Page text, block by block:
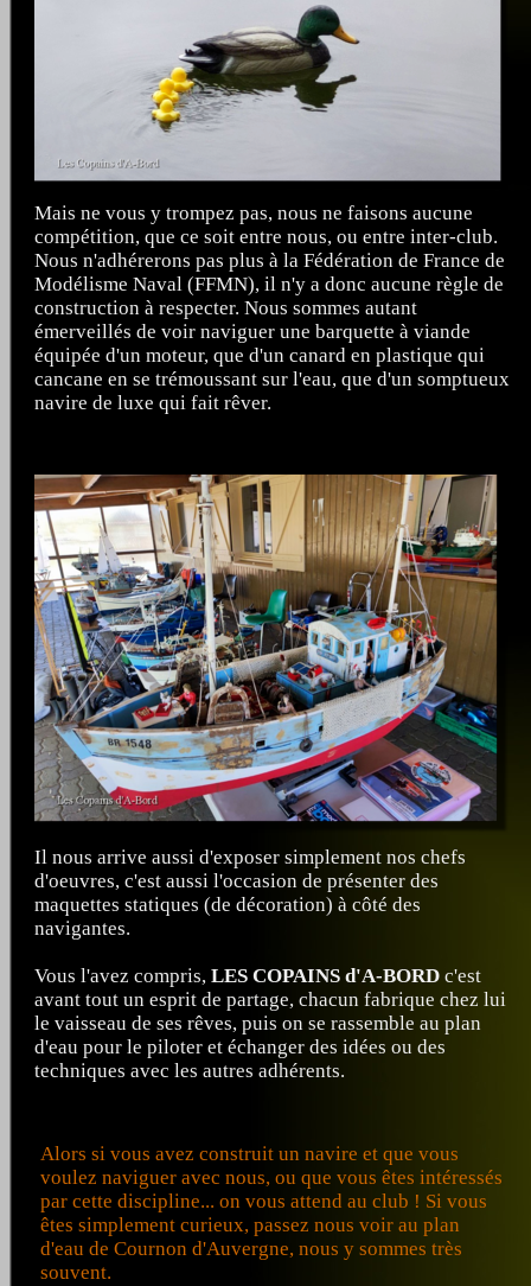
Mais ne vous y trompez pas, nous ne faisons aucune
compétition, que ce soit entre nous, ou entre inter-club.
Nous n'adhérerons pas plus à la Fédération de France de
Modélisme Naval (FFMN), il n'y a donc aucune règle de
construction à respecter. Nous sommes autant
émerveillés de voir naviguer une barquette à viande
équipée d'un moteur, que d'un canard en plastique qui
cancane en se trémoussant sur l'eau, que d'un somptueux
navire de luxe qui fait rêver.
Il nous arrive aussi d'exposer simplement nos chefs
d'oeuvres, c'est aussi l'occasion de présenter des
maquettes statiques (de décoration) à côté des
navigantes.
Vous l'avez compris, LES COPAINS d'A-BORD c'est
avant tout un esprit de partage, chacun fabrique chez lui
le vaisseau de ses rêves, puis on se rassemble au plan
d'eau pour le piloter et échanger des idées ou des
techniques avec les autres adhérents.
Alors si vous avez construit un navire et que vous
voulez naviguer avec nous, ou que vous êtes intéressés
par cette discipline... on vous attend au club ! Si vous
êtes simplement curieux, passez nous voir au plan
d'eau de Cournon d'Auvergne, nous y sommes très
souvent.